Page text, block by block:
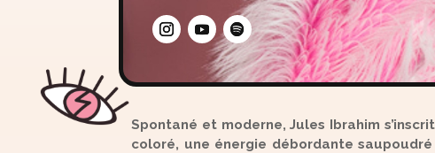
Spontané et moderne, Jules Ibrahim
coloré, une énergie débordante